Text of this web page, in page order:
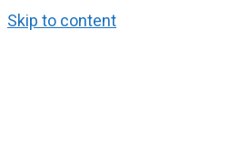
Skip to content